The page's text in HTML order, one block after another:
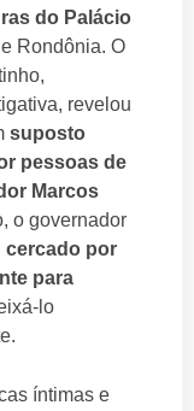
do Palácio
Rondônia. O
revelou
suposto
pessoas de
Marcos
o governador
cercado por
para
lo
íntimas e